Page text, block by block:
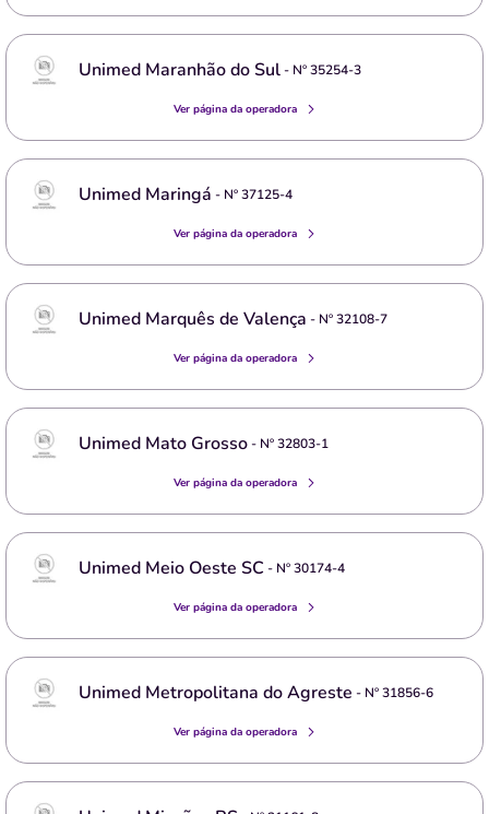
Unimed Maranhão do Sul- Nº35254-3
Ver página da operadora
Unimed Maringá - Nº37125-4
Ver página da operadora
Unimed Marquês de Valença - Nº32108-7
Ver página da operadora
Unimed Mato Grosso- Nº32803-1
Ver página da operadora
Unimed Meio Oeste SC - Nº30174-4
Ver página da operadora
Unimed Metropolitana do Agreste - Nº31856-6
Ver página da operadora